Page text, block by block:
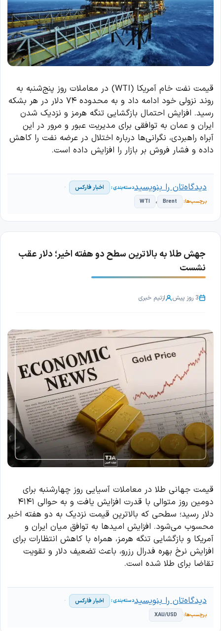
قیمت نفت خام آمریکا (WTI) در معاملات روز پنج‌شنبه به
روند نزولی خود ادامه داد و به محدوده ۷۴ دلار در هر بشکه
رسید. افزایش احتمال بازگشایی تنگه هرمز و نزدیک شدن
ایران و عمان به توافقی برای مدیریت عبور و مرور در این
آبراه راهبردی، نگرانی‌ها درباره اختلال در عرضه نفت را کاهش
داده و فشار فروش بر بازار را افزایش داده است.
اخبار فارکس
Brent ، WTI
دیدگاه‌تان را بنویسید
جهش طلا به بالاترین سطح دو هفته اخیر؛ دلار عقب
نشست
3 روز پیش ازتیم خبری
قیمت جهانی طلا در معاملات آسیایی روز چهارشنبه برای
دومین روز متوالی با قدرت افزایش یافت و به حوالی ۴۱۴۱
دلار رسید؛ سطحی که بالاترین قیمت نزدیک به دو هفته اخیر
محسوب می‌شود. افزایش امیدها به توافق میان ایران و
آمریکا و بازگشایی تنگه هرمز، همراه با کاهش انتظارات برای
افزایش نرخ بهره فدرال رزرو، باعث تضعیف دلار و تقویت
تقاضا برای طلا شده است.
اخبار فارکس
XAU/USD
دیدگاه‌تان را بنویسید